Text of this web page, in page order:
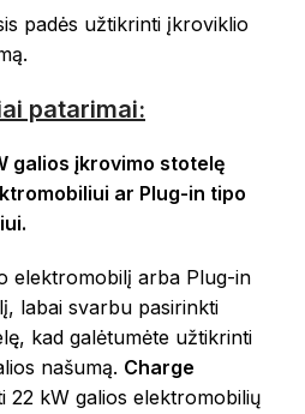
padės užtikrinti įkroviklio
patarimai:
galios įkrovimo stotelę
ar Plug-in tipo
elektromobilį arba Plug-in
labai svarbu pasirinkti
kad galėtumėte užtikrinti
našumą. Charge
22 kW galios elektromobilių